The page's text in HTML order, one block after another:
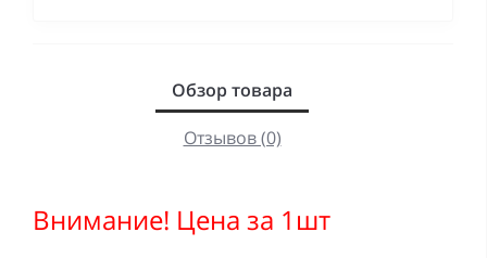
Обзор товара
Отзывов (0)
Внимание! Цена за 1шт